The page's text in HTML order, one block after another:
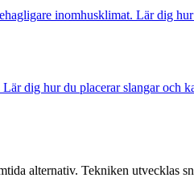
inomhusklimat. Lär dig
dig hur du placerar slangar och
alternativ. Tekniken utvecklas